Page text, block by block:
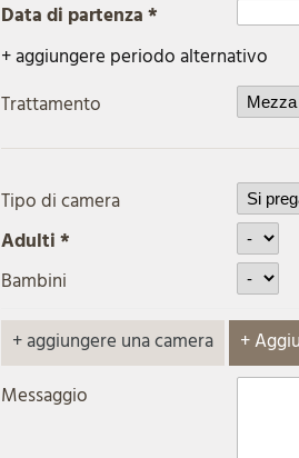
Data di partenza *
+ aggiungere periodo alternativo
Trattamento
Tipo di camera
Adulti *
Bambini
+ aggiungere una camera
+
Messaggio